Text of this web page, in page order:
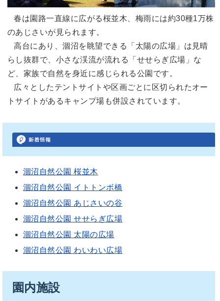
春は園路一直線に広がる桜並木、梅雨には約30種1万株
のあじさいが見られます。
高台にあり、涸沼を眺望できる「太陽の広場」は見晴
らし抜群で、小さな渓流が流れる「せせらぎ広場」な
ど、家族で自然を身近に感じられる公園です。
広々としたテントサイトや区画ごとに区切られたオー
トサイトがあるキャンプ場も併設されています。
涸沼自然公園 桜並木
涸沼自然公園 イトトンボ橋
涸沼自然公園 あじさいの谷
涸沼自然公園 せせらぎ広場
涸沼自然公園 太陽の広場
涸沼自然公園 わいわい広場
園内施設